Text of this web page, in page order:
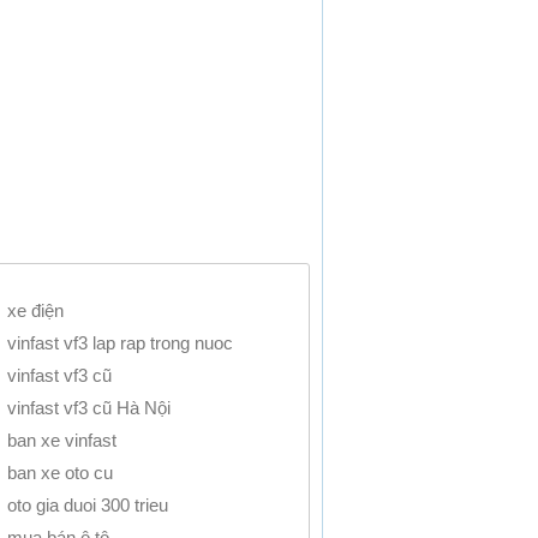
xe điện
vinfast vf3 lap rap trong nuoc
vinfast vf3 cũ
vinfast vf3 cũ Hà Nội
ban xe vinfast
ban xe oto cu
oto gia duoi 300 trieu